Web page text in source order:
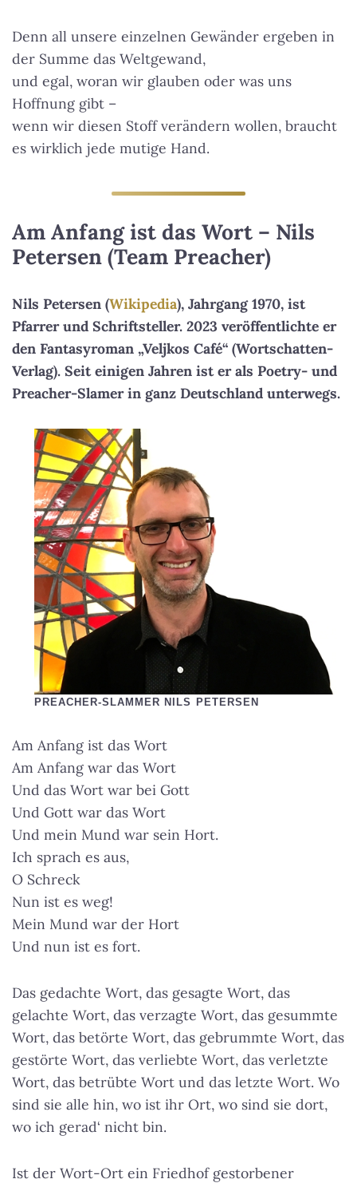
Denn all unsere einzelnen Gewänder ergeben in
der Summe das Weltgewand,
und egal, woran wir glauben oder was uns
Hoffnung gibt –
wenn wir diesen Stoff verändern wollen, braucht
es wirklich jede mutige Hand.
Am Anfang ist das Wort – Nils
Petersen (Team Preacher)
Nils Petersen (Wikipedia), Jahrgang 1970, ist
Pfarrer und Schriftsteller. 2023 veröffentlichte er
den Fantasyroman „Veljkos Café“ (Wortschatten-
Verlag). Seit einigen Jahren ist er als Poetry- und
Preacher-Slamer in ganz Deutschland unterwegs.
PREACHER-SLAMMER NILS PETERSEN
Am Anfang ist das Wort
Am Anfang war das Wort
Und das Wort war bei Gott
Und Gott war das Wort
Und mein Mund war sein Hort.
Ich sprach es aus,
O Schreck
Nun ist es weg!
Mein Mund war der Hort
Und nun ist es fort.
Das gedachte Wort, das gesagte Wort, das
gelachte Wort, das verzagte Wort, das gesummte
Wort, das betörte Wort, das gebrummte Wort, das
gestörte Wort, das verliebte Wort, das verletzte
Wort, das betrübte Wort und das letzte Wort. Wo
sind sie alle hin, wo ist ihr Ort, wo sind sie dort,
wo ich gerad‘ nicht bin.
Ist der Wort-Ort ein Friedhof gestorbener